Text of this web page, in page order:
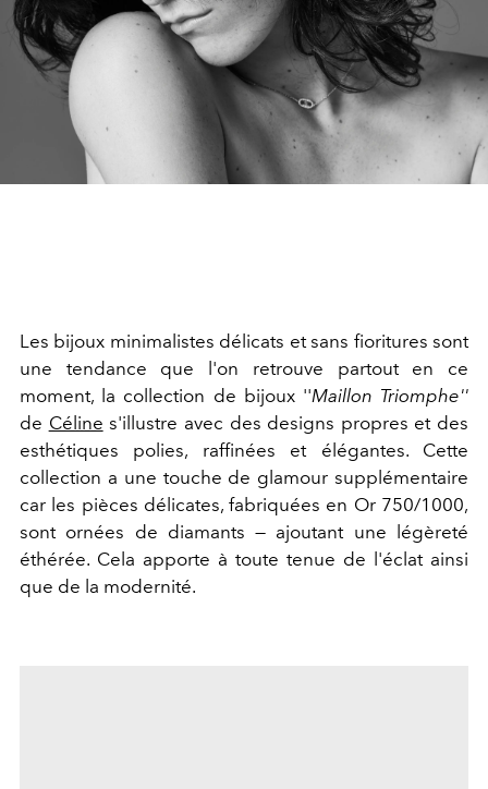
Les bijoux minimalistes délicats et sans fioritures sont
une tendance que l'on retrouve partout en ce
moment, la collection de bijoux ''Maillon Triomphe''
de Céline s'illustre avec des designs propres et des
esthétiques polies, raffinées et élégantes. Cette
collection a une touche de glamour supplémentaire
car les pièces délicates, fabriquées en Or 750/1000,
sont ornées de diamants — ajoutant une légèreté
éthérée. Cela apporte à toute tenue de l'éclat ainsi
que de la modernité.